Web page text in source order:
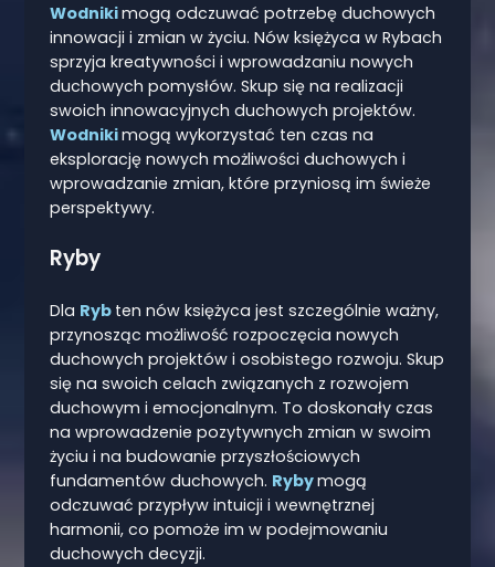
Wodnikimogą odczuwać potrzebę duchowych
innowacji i zmian w życiu. Nów księżyca w Rybach
sprzyja kreatywności i wprowadzaniu nowych
duchowych pomysłów. Skup się na realizacji
swoich innowacyjnych duchowych projektów.
Wodnikimogą wykorzystać ten czas na
eksplorację nowych możliwości duchowych i
wprowadzanie zmian, które przyniosą im świeże
perspektywy.
Ryby
Dla Ryb ten nów księżyca jest szczególnie ważny,
przynosząc możliwość rozpoczęcia nowych
duchowych projektów i osobistego rozwoju. Skup
się na swoich celach związanych z rozwojem
duchowym i emocjonalnym. To doskonały czas
na wprowadzenie pozytywnych zmian w swoim
życiu i na budowanie przyszłościowych
fundamentów duchowych. Rybymogą
odczuwać przypływ intuicji i wewnętrznej
harmonii, co pomoże im w podejmowaniu
duchowych decyzji.